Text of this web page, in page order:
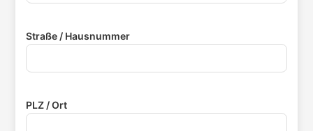
Straße / Hausnummer
PLZ / Ort